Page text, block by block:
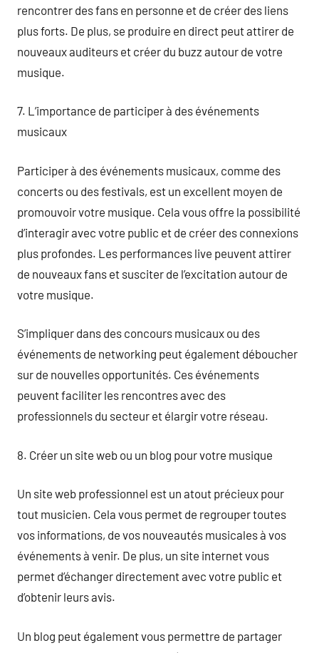
rencontrer des fans en personne et de créer des liens
plus forts. De plus, se produire en direct peut attirer de
nouveaux auditeurs et créer du buzz autour de votre
musique.
7. L’importance de participer à des événements
musicaux
Participer à des événements musicaux, comme des
concerts ou des festivals, est un excellent moyen de
promouvoir votre musique. Cela vous offre la possibilité
d’interagir avec votre public et de créer des connexions
plus profondes. Les performances live peuvent attirer
de nouveaux fans et susciter de l’excitation autour de
votre musique.
S’impliquer dans des concours musicaux ou des
événements de networking peut également déboucher
sur de nouvelles opportunités. Ces événements
peuvent faciliter les rencontres avec des
professionnels du secteur et élargir votre réseau.
8. Créer un site web ou un blog pour votre musique
Un site web professionnel est un atout précieux pour
tout musicien. Cela vous permet de regrouper toutes
vos informations, de vos nouveautés musicales à vos
événements à venir. De plus, un site internet vous
permet d’échanger directement avec votre public et
d’obtenir leurs avis.
Un blog peut également vous permettre de partager